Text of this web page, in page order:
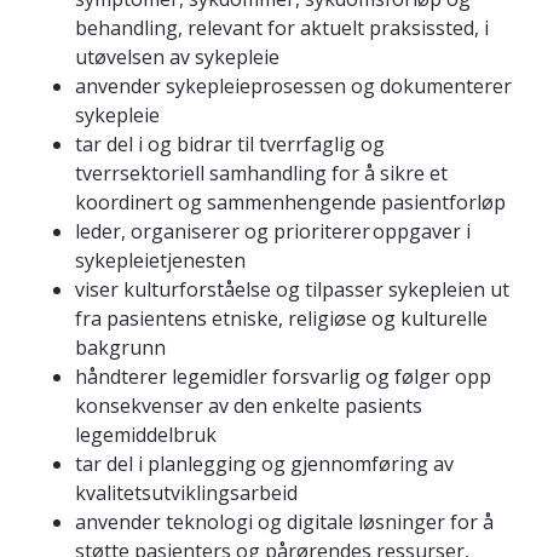
behandling, relevant for aktuelt praksissted, i
utøvelsen av sykepleie
anvender sykepleieprosessen og dokumenterer
sykepleie
tar del i og bidrar til tverrfaglig og
tverrsektoriell samhandling for å sikre et
koordinert og sammenhengende pasientforløp
leder, organiserer og prioriterer oppgaver i
sykepleietjenesten
viser kulturforståelse og tilpasser sykepleien ut
fra pasientens etniske, religiøse og kulturelle
bakgrunn
håndterer legemidler forsvarlig og følger opp
konsekvenser av den enkelte pasients
legemiddelbruk
tar del i planlegging og gjennomføring av
kvalitetsutviklingsarbeid
anvender teknologi og digitale løsninger for å
støtte pasienters og pårørendes ressurser,